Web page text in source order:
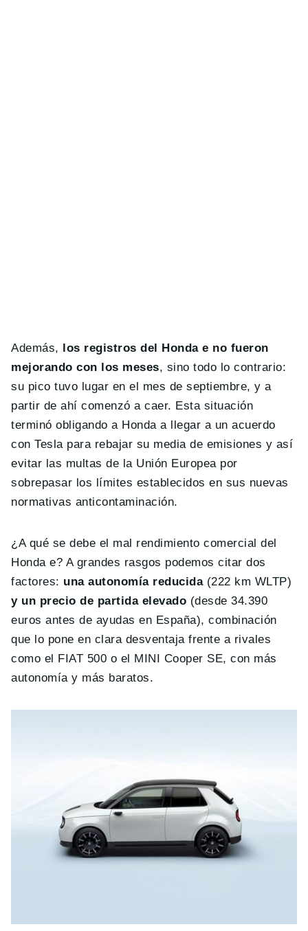
Además, los registros del Honda e no fueron
mejorando con los meses, sino todo lo contrario:
su pico tuvo lugar en el mes de septiembre, y a
partir de ahí comenzó a caer. Esta situación
terminó obligando a Honda a llegar a un acuerdo
con Tesla para rebajar su media de emisiones y así
evitar las multas de la Unión Europea por
sobrepasar los límites establecidos en sus nuevas
normativas anticontaminación.
¿A qué se debe el mal rendimiento comercial del
Honda e? A grandes rasgos podemos citar dos
factores: una autonomía reducida(222 km WLTP)
y un precio de partida elevado (desde 34.390
euros antes de ayudas en España), combinación
que lo pone en clara desventaja frente a rivales
como el FIAT 500 o el MINI Cooper SE, con más
autonomía y más baratos.